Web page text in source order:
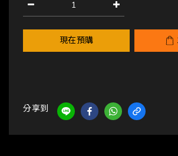
現在預購
分享到